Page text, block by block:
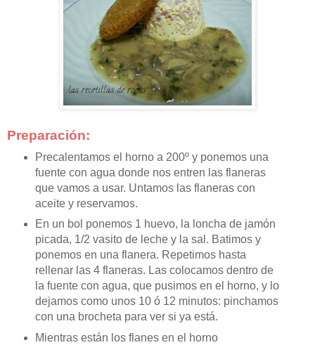
Preparación:
Precalentamos el horno a 200º y ponemos una
fuente con agua donde nos entren las flaneras
que vamos a usar. Untamos las flaneras con
aceite y reservamos.
En un bol ponemos 1 huevo, la loncha de jamón
picada, 1/2 vasito de leche y la sal. Batimos y
ponemos en una flanera. Repetimos hasta
rellenar las 4 flaneras. Las colocamos dentro de
la fuente con agua, que pusimos en el horno, y lo
dejamos como unos 10 ó 12 minutos: pinchamos
con una brocheta para ver si ya está.
Mientras están los flanes en el horno